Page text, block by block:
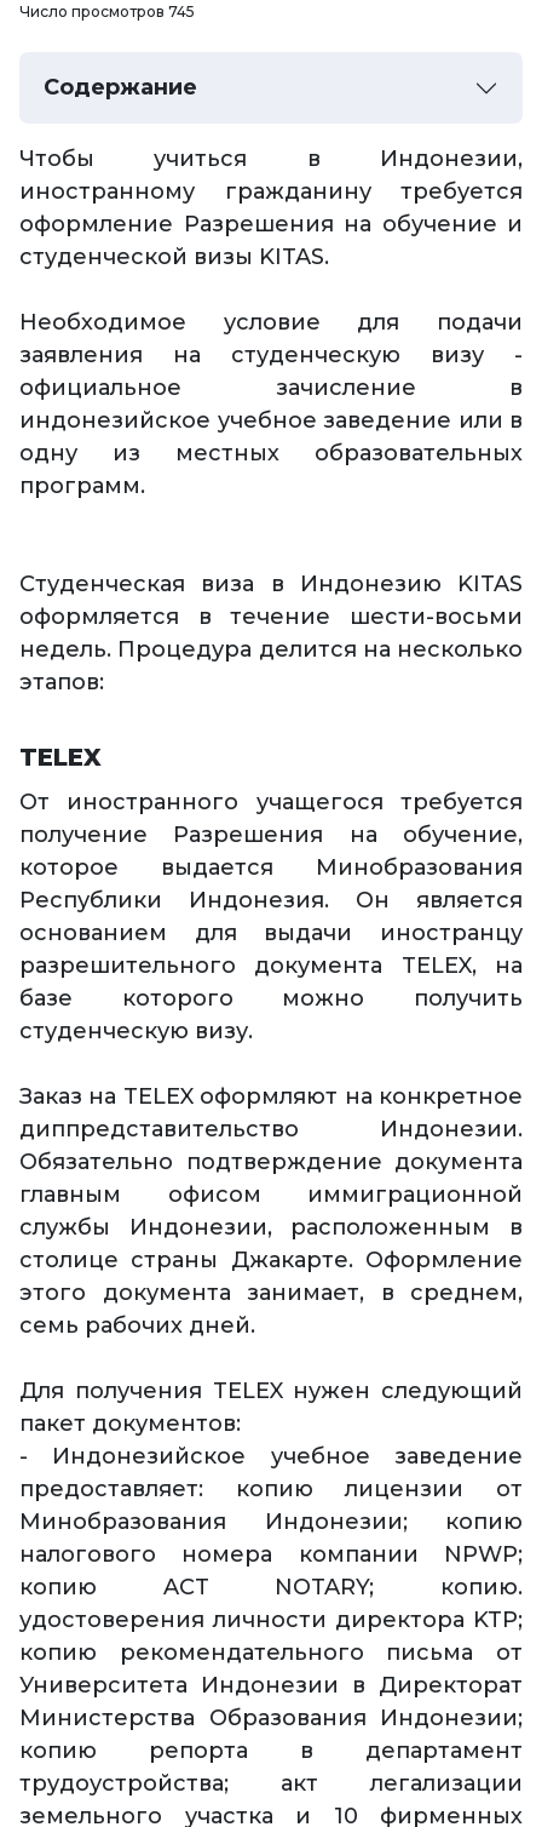
Число просмотров 745
Содержание
Чтобы учиться в Индонезии,
иностранному гражданину требуется
оформление Разрешения на обучение и
студенческой визы KITAS.
Необходимое условие для подачи
заявления на студенческую визу -
официальное зачисление в
индонезийское учебное заведение или в
одну из местных образовательных
программ.
Студенческая виза в Индонезию KITAS
оформляется в течение шести-восьми
недель. Процедура делится на несколько
этапов:
TELEX
От иностранного учащегося требуется
получение Разрешения на обучение,
которое выдается Минобразования
Республики Индонезия. Он является
основанием для выдачи иностранцу
разрешительного документа TELEX, на
базе которого можно получить
студенческую визу.
Заказ на TELEX оформляют на конкретное
диппредставительство Индонезии.
Обязательно подтверждение документа
главным офисом иммиграционной
службы Индонезии, расположенным в
столице страны Джакарте. Оформление
этого документа занимает, в среднем,
семь рабочих дней.
Для получения TELEX нужен следующий
пакет документов:
- Индонезийское учебное заведение
предоставляет: копию лицензии от
Минобразования Индонезии; копию
налогового номера компании NPWP;
копию ACT NOTARY; копию.
удостоверения личности директора KTP;
копию рекомендательного письма от
Университета Индонезии в Директорат
Министерства Образования Индонезии;
копию репорта в департамент
трудоустройства; акт легализации
земельного участка и 10 фирменных